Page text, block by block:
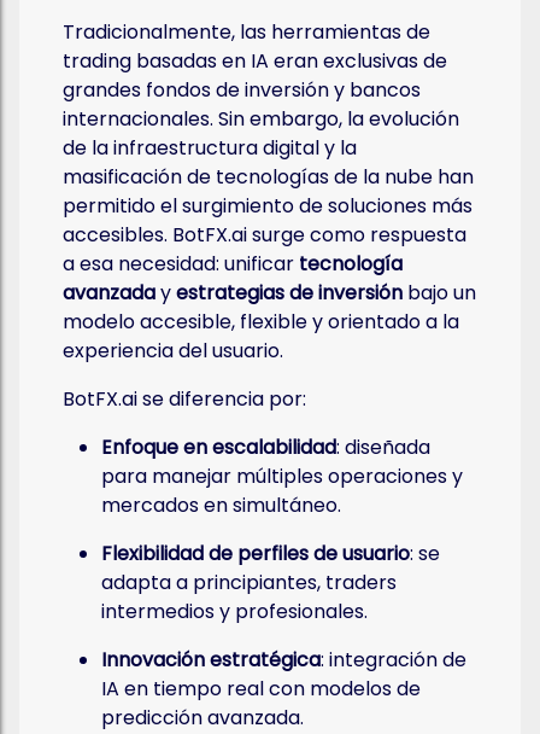
Tradicionalmente, las herramientas de
trading basadas en IA eran exclusivas de
grandes fondos de inversión y bancos
internacionales. Sin embargo, la evolución
de la infraestructura digital y la
masificación de tecnologías de la nube han
permitido el surgimiento de soluciones más
accesibles. BotFX.ai surge como respuesta
a esa necesidad: unificar tecnología
avanzadayestrategias de inversión bajo un
modelo accesible, flexible y orientado a la
experiencia del usuario.
BotFX.ai se diferencia por:
Enfoque en escalabilidad: diseñada
para manejar múltiples operaciones y
mercados en simultáneo.
Flexibilidad de perfiles de usuario: se
adapta a principiantes, traders
intermedios y profesionales.
Innovación estratégica: integración de
IA en tiempo real con modelos de
predicción avanzada.